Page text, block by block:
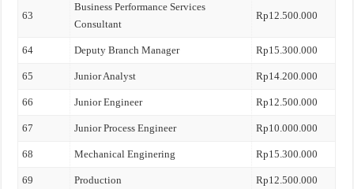
63
Business Performance Services
Consultant
Rp12.500.000
64 Deputy Branch Manager Rp15.300.000
65 Junior Analyst Rp14.200.000
66 Junior Engineer Rp12.500.000
67 Junior Process Engineer Rp10.000.000
68 Mechanical Enginering Rp15.300.000
69 Production Rp12.500.000